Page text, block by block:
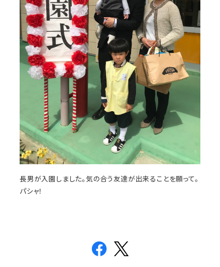
長男が入園しました。気の合う友達が出来ることを願って。
パシャ！